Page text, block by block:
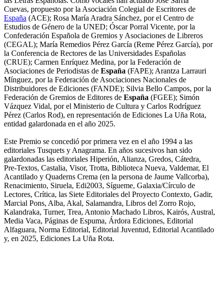
Cuevas, propuesto por la Asociación Colegial de Escritores de
España (ACE); Rosa María Aradra Sánchez, por el Centro de
Estudios de Género de la UNED; Óscar Porral Vicente, por la
Confederación Española de Gremios y Asociaciones de Libreros
(CEGAL); María Remedios Pérez García (Reme Pérez García), por
la Conferencia de Rectores de las Universidades Españolas
(CRUE); Carmen Enríquez Medina, por la Federación de
Asociaciones de Periodistas de España (FAPE); Arantza Larrauri
Mínguez, por la Federación de Asociaciones Nacionales de
Distribuidores de Ediciones (FANDE); Silvia Bello Campos, por la
Federación de Gremios de Editores de España (FGEE); Simón
Vázquez Vidal, por el Ministerio de Cultura y Carlos Rodríguez
Pérez (Carlos Rod), en representación de Ediciones La Uña Rota,
entidad galardonada en el año 2025.
Este Premio se concedió por primera vez en el año 1994 a las
editoriales Tusquets y Anagrama. En años sucesivos han sido
galardonadas las editoriales Hiperión, Alianza, Gredos, Cátedra,
Pre-Textos, Castalia, Visor, Trotta, Biblioteca Nueva, Valdemar, El
Acantilado y Quaderns Crema (en la persona de Jaume Vallcorba),
Renacimiento, Siruela, Edi2003, Sígueme, Galaxia/Círculo de
Lectores, Crítica, las Siete Editoriales del Proyecto Contexto, Gadir,
Marcial Pons, Alba, Akal, Salamandra, Libros del Zorro Rojo,
Kalandraka, Turner, Trea, Antonio Machado Libros, Kairós, Austral,
Media Vaca, Páginas de Espuma, Árdora Ediciones, Editorial
Alfaguara, Norma Editorial, Editorial Juventud, Editorial Acantilado
y, en 2025, Ediciones La Uña Rota.